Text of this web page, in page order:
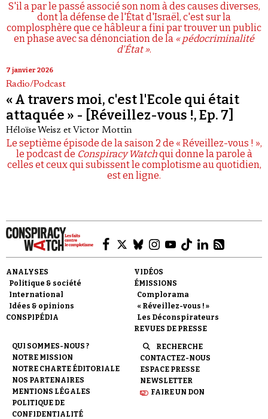
S'il a par le passé associé son nom à des causes diverses,
dont la défense de l'État d'Israël, c'est sur la
complosphère que ce hâbleur a fini par trouver un public
en phase avec sa dénonciation de la « pédocriminalité
d'État ».
7 janvier 2026
Radio/Podcast
« A travers moi, c'est l'Ecole qui était
attaquée » - [Réveillez-vous !, Ep. 7]
Héloïse Weisz et Victor Mottin
Le septième épisode de la saison 2 de « Réveillez-vous ! »,
le podcast de Conspiracy Watchqui donne la parole à
celles et ceux qui subissent le complotisme au quotidien,
est en ligne.
ANALYSES
Politique & société
International
Idées & opinions
CONSPIPÉDIA
VIDÉOS
ÉMISSIONS
Complorama
« Réveillez-vous ! »
Les Déconspirateurs
REVUES DE PRESSE
QUI SOMMES-NOUS ?
NOTRE MISSION
NOTRE CHARTE ÉDITORIALE
NOS PARTENAIRES
MENTIONS LÉGALES
POLITIQUE DE
CONFIDENTIALITÉ
RECHERCHE
CONTACTEZ-NOUS
ESPACE PRESSE
NEWSLETTER
FAIRE UN DON